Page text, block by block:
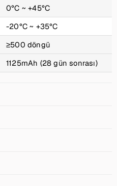
0°C ~ +45°C
-20°C ~ +35°C
≥500 döngü
1125mAh (28 gün sonrası)